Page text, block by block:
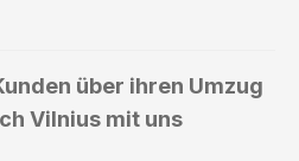
über ihren Umzug
Vilnius mit uns